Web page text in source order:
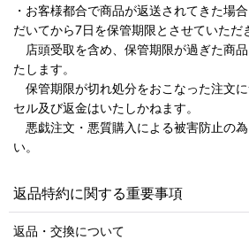
・お客様都合で商品が返送されてきた場
だいてから7日を保管期限とさせていただ
店頭受取を含め、保管期限が過ぎた商
たします。
保管期限が切れ処分をおこなった注文
セル及び返金はいたしかねます。
悪戯注文・悪質購入による被害防止の
い。
返品特約に関する重要事項
返品・交換について